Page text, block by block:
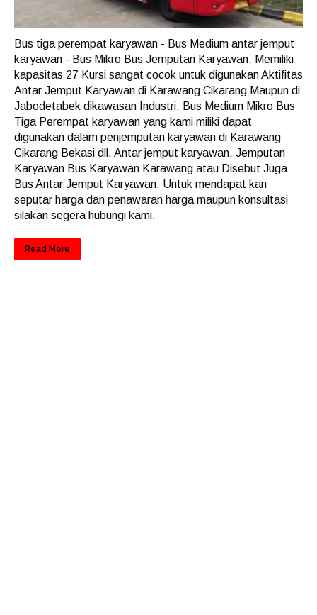
Bus tiga perempat karyawan - Bus Medium antar jemput
karyawan - Bus Mikro Bus Jemputan Karyawan. Memiliki
kapasitas 27 Kursi sangat cocok untuk digunakan Aktifitas
Antar Jemput Karyawan di Karawang Cikarang Maupun di
Jabodetabek dikawasan Industri. Bus Medium Mikro Bus
Tiga Perempat karyawan yang kami miliki dapat
digunakan dalam penjemputan karyawan di Karawang
Cikarang Bekasi dll. Antar jemput karyawan, Jemputan
Karyawan Bus Karyawan Karawang atau Disebut Juga
Bus Antar Jemput Karyawan. Untuk mendapat kan
seputar harga dan penawaran harga maupun konsultasi
silakan segera hubungi kami.
Read More